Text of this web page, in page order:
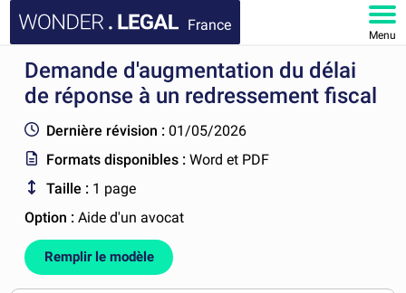
France
Menu
ACCUEIL
FAQ
MON COMPTE
Demande d'augmentation du délai
de réponse à un redressement fiscal
Dernière révision : 01/05/2026
Formats disponibles :Word et PDF
Taille : 1 page
Option :Aide d'un avocat
Remplir le modèle